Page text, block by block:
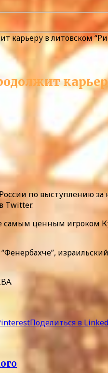
карьеру в литовском
по выступлению
Twitter.
самым ценным
Поделиться в